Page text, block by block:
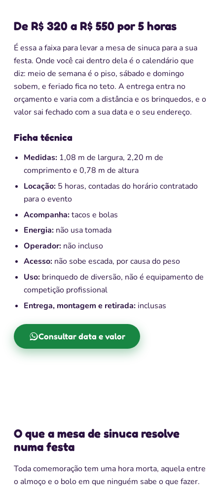
De R$ 320 a R$ 550 por 5 horas
É essa a faixa para levar a mesa de sinuca para a sua
festa. Onde você cai dentro dela é o calendário que
diz: meio de semana é o piso, sábado e domingo
sobem, e feriado fica no teto. A entrega entra no
orçamento e varia com a distância e os brinquedos, e o
valor sai fechado com a sua data e o seu endereço.
Ficha técnica
Medidas: 1,08 m de largura, 2,20 m de
comprimento e 0,78 m de altura
Locação: 5 horas, contadas do horário contratado
para o evento
Acompanha:tacos e bolas
Energia: não usa tomada
Operador: não incluso
Acesso: não sobe escada, por causa do peso
Uso: brinquedo de diversão, não é equipamento de
competição profissional
Entrega, montagem e retirada: inclusas
Consultar data e valor
O que a mesa de sinuca resolve
numa festa
Toda comemoração tem uma hora morta, aquela entre
o almoço e o bolo em que ninguém sabe o que fazer.